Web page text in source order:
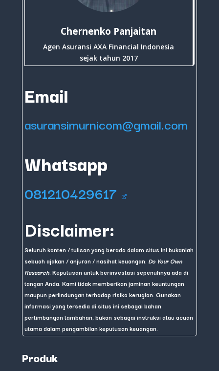
Chernenko Panjaitan
Agen Asuransi AXA Financial Indonesia
sejak tahun 2017
Email
asuransimurnicom@gmail.com
Whatsapp
081210429617
Disclaimer:
Seluruh konten / tulisan yang berada dalam situs ini bukanlah
sebuah ajakan / anjuran / nasihat keuangan. Do Your Own
Research . Keputusan untuk berinvestasi sepenuhnya ada di
tangan Anda. Kami tidak memberikan jaminan keuntungan
maupun perlindungan terhadap risiko kerugian. Gunakan
informasi yang tersedia di situs ini sebagai bahan
pertimbangan tambahan, bukan sebagai instruksi atau acuan
utama dalam pengambilan keputusan keuangan.
Produk